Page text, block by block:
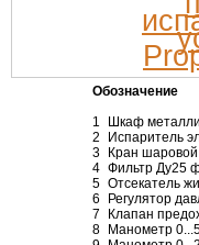
Обозначение
1
Шкаф
2
Испаритель
3
Кран шаровой
4 Фильтр Ду25
5 Отсекатель
6
Регулятор
7
Клапан
8
Манометр